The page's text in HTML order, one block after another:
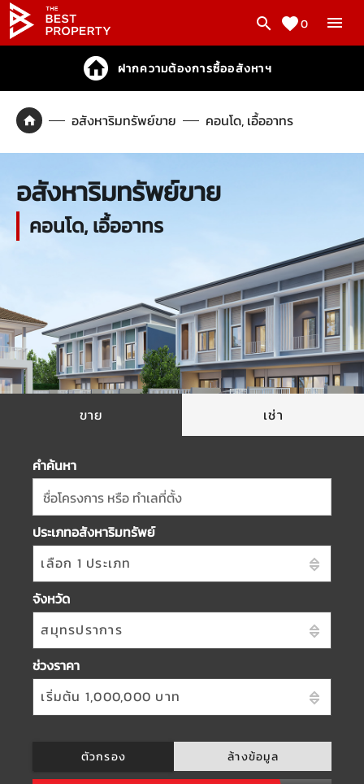
0
ฝากความต้องการซื้ออสังหาฯ
อสังหาริมทรัพย์ขาย คอนโด, เอื้ออาทร
อสังหาริมทรัพย์ขาย
คอนโด, เอื้ออาทร
ขาย เช่า
คำค้นหา
ชื่อโครงการ หรือ ทำเลที่ตั้ง
ประเภทอสังหาริมทรัพย์
เลือก 1 ประเภท
จังหวัด
สมุทรปราการ
ช่วงราคา
เริ่มต้น 1,000,000 บาท
ตัวกรอง ล้างข้อมูล